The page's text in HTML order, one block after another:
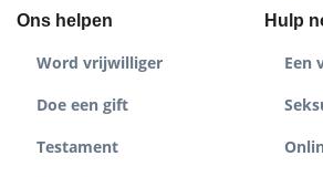
Ons helpen
Word vrijwilliger
Doe een gift
Testament
Hulp
Een